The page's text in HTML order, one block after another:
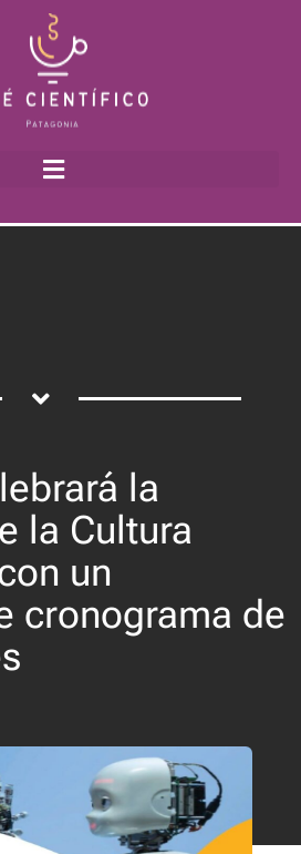
la
la Cultura
un
cronograma de